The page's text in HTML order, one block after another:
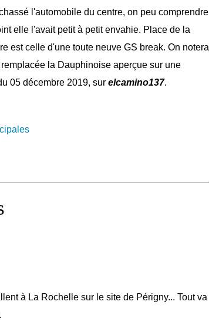
l'automobile du centre, on peu comprendre
elle l'avait petit à petit envahie. Place de la
est celle d'une toute neuve GS break. On notera
la Dauphinoise aperçue sur une
05 décembre 2019, sur elcamino137.
à La Rochelle sur le site de Périgny... Tout va